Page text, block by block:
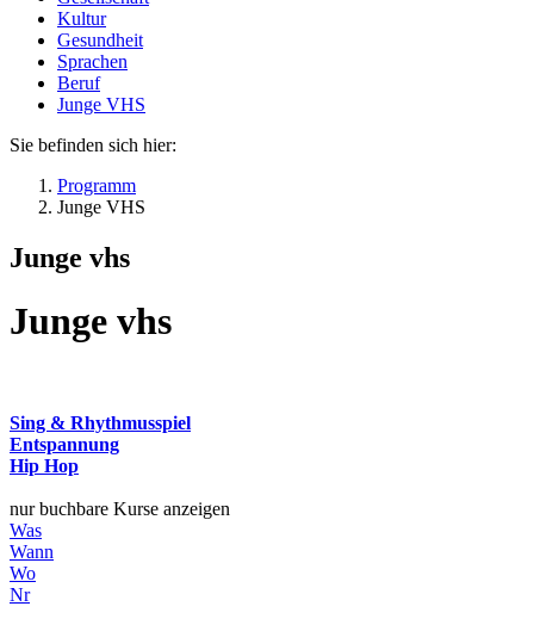
Kultur
Gesundheit
Sprachen
Beruf
Junge VHS
Sie befinden sich hier:
Programm
Junge VHS
Junge vhs
Junge vhs
Sing & Rhythmusspiel
Entspannung
Hip Hop
nur buchbare Kurse anzeigen
Was
Wann
Wo
Nr